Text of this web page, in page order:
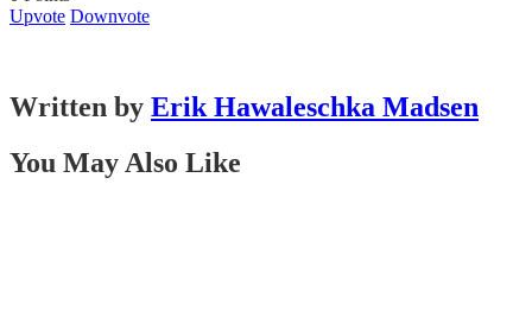
Upvote Downvote
Written by Erik Hawaleschka Madsen
You May Also Like